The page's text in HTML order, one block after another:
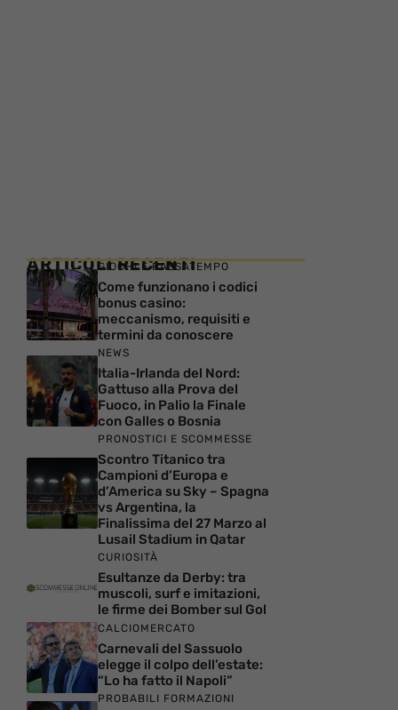
ARTICOLI RECENTI
GIOCHI E PASSATEMPO
Come funzionano i codici
bonus casino:
meccanismo, requisiti e
termini da conoscere
NEWS
Italia-Irlanda del Nord:
Gattuso alla Prova del
Fuoco, in Palio la Finale
con Galles o Bosnia
PRONOSTICI E SCOMMESSE
Scontro Titanico tra
Campioni d’Europa e
d’America su Sky – Spagna
vs Argentina, la
Finalissima del 27 Marzo al
Lusail Stadium in Qatar
CURIOSITÀ
Esultanze da Derby: tra
muscoli, surf e imitazioni,
le firme dei Bomber sul Gol
CALCIOMERCATO
Carnevali del Sassuolo
elegge il colpo dell’estate:
“Lo ha fatto il Napoli”
PROBABILI FORMAZIONI